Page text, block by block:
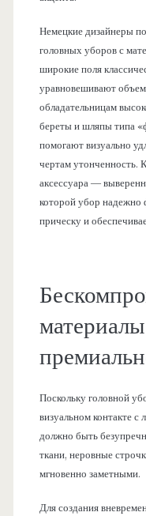
Немецкие дизайнеры
головных уборов с
широкие поля
уравновешивают
обладательницам
береты и шляпы типа
помогают визуально
чертам утонченность.
аксессуара —
которой убор надежно
прическу и
Поскольку головной
визуальном контакте с
должно быть
ткани, неровные
мгновенно заметными.
Для создания